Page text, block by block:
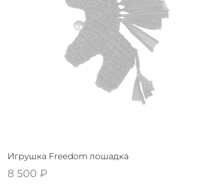
Игрушка Freedom лошадка
8 500 ₽